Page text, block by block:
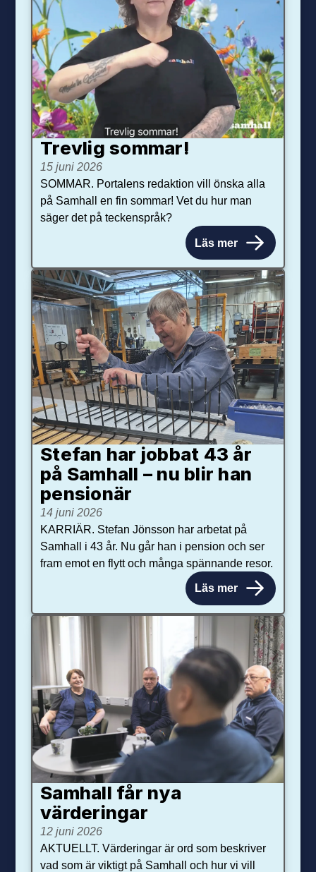
Trevlig sommar!
15 juni 2026
SOMMAR. Portalens redaktion vill önska alla
på Samhall en fin sommar! Vet du hur man
säger det på teckenspråk?
Läs mer
Stefan har jobbat 43 år
på Samhall – nu blir han
pensionär
14 juni 2026
KARRIÄR. Stefan Jönsson har arbetat på
Samhall i 43 år. Nu går han i pension och ser
fram emot en flytt och många spännande resor.
Läs mer
Samhall får nya
värdering­ar
12 juni 2026
AKTUELLT. Värderingar är ord som beskriver
vad som är viktigt på Samhall och hur vi vill